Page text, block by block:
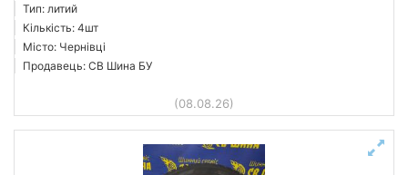
Тип: литий
Кількість: 4шт
Місто: Чернівці
Продавець: СВ Шина БУ
(08.08.26)